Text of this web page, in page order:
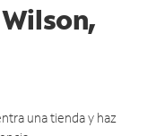
una tienda y haz